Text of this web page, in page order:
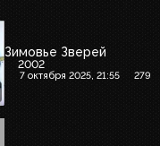
Зимовье Зверей
2002
7 октября 2025, 21:55 279